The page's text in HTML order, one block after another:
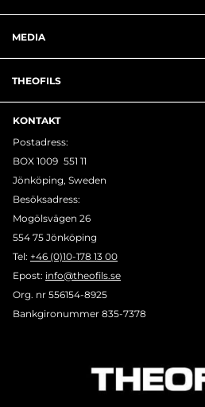
MEDIA
THEOFILS
KONTAKT
Postadress:
BOX 1009 551 11
Jönköping, Sweden
Besöksadress:
Mogölsvägen 26
554 75 Jönköping
Tel: +46 (0)10-178 13 00
Epost: info@theofils.se
Org. nr 556154-8925
Bankgironummer 835-7378